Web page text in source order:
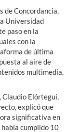
de Concordancia,
Universidad
paso en la
con la
de última
al aire de
multimedia.
Elórtegui,
explicó que
significativa en
cumplido 10